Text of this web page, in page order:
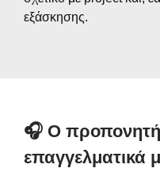
εξάσκησης.
🎧 Ο
επαγγελματικά